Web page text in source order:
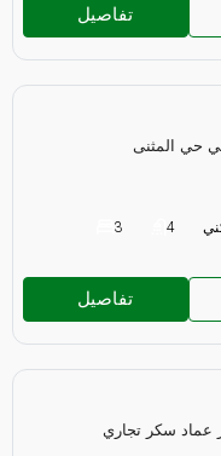
تفاصيل
حي المثنى
3 4
تفاصيل
عماد سكر تجاري